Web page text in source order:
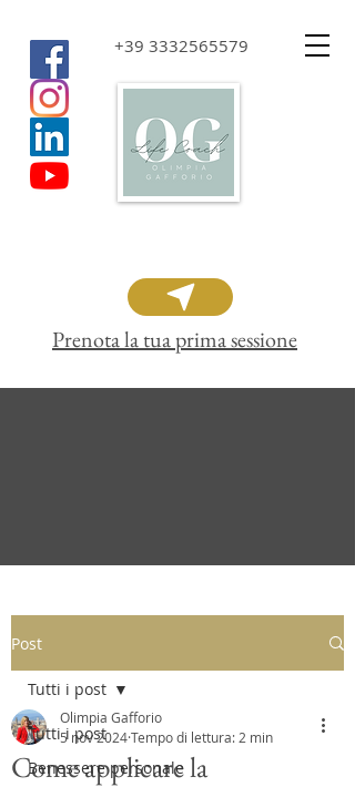
+39 3332565579
Prenota la tua prima sessione
Post
Tutti i post
Benessere personale
Tutti i post
Come applicare la
Olimpia Gafforio
5 nov 2024Tempo di lettura: 2 min